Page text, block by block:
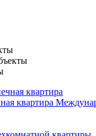
квартира